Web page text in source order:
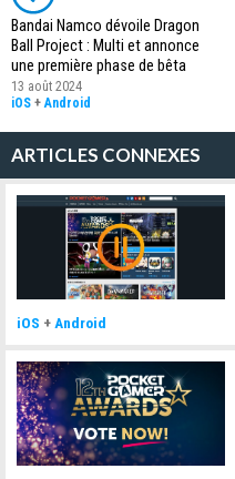
Bandai Namco dévoile Dragon
Ball Project : Multi et annonce
une première phase de bêta
13 août 2024
iOS +Android
ARTICLES CONNEXES
iOS + Android